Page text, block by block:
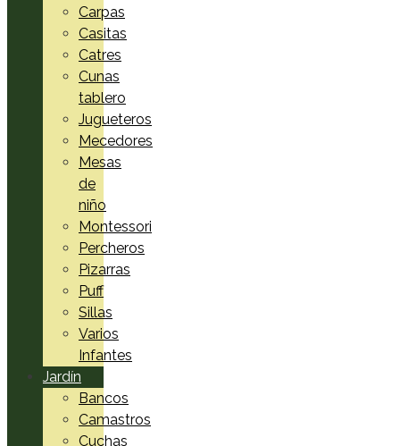
Carpas
Casitas
Catres
Cunas
tablero
Jugueteros
Mecedores
Mesas
de
niño
Montessori
Percheros
Pizarras
Puff
Sillas
Varios
Infantes
Jardín
Bancos
Camastros
Cuchas